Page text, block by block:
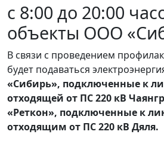
с 8:00 до 20:00
объекты ООО
В связи с проведением
будет подаваться
«Сибирь», подключенные к
отходящей от ПС 220 кВ
«Реткон», подключенные к
отходящим от ПС 220 кВ Дяля.